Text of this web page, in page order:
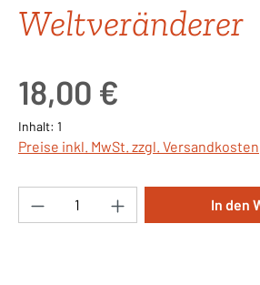
Weltveränderer
18,00 €
Inhalt: 1
Preise inkl. MwSt. zzgl. Versandkosten
Produkt Anzahl: Gib den
In den